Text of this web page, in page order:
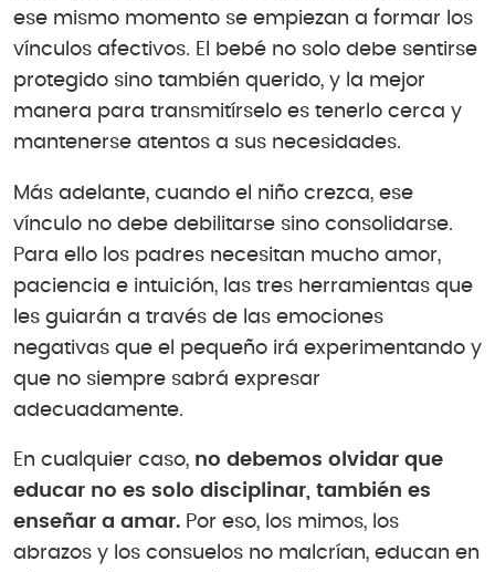
ese mismo momento se empiezan a formar los
vínculos afectivos. El bebé no solo debe sentirse
protegido sino también querido, y la mejor
manera para transmitírselo es tenerlo cerca y
mantenerse atentos a sus necesidades.
Más adelante, cuando el niño crezca, ese
vínculo no debe debilitarse sino consolidarse.
Para ello los padres necesitan mucho amor,
paciencia e intuición, las tres herramientas que
les guiarán a través de las emociones
negativas que el pequeño irá experimentando y
que no siempre sabrá expresar
adecuadamente.
En cualquier caso, no debemos olvidar que
educar no es solo disciplinar, también es
enseñar a amar. Por eso, los mimos, los
abrazos y los consuelos no malcrían, educan en